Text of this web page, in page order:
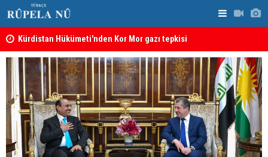
Kürdistan Hükümeti'nden Kor Mor gazı tepkisi